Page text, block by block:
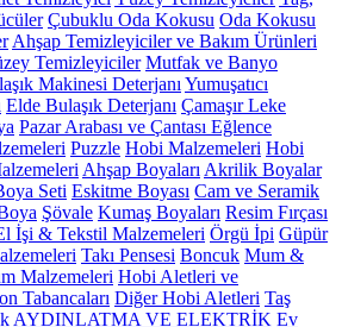
Çubuklu Oda Kokusu Oda Kokusu
Ahşap Temizleyiciler ve Bakım Ürünleri
Temizleyiciler Mutfak ve Banyo
Makinesi Deterjanı Yumuşatıcı
Elde Bulaşık Deterjanı Çamaşır Leke
Pazar Arabası ve Çantası Eğlence
Puzzle Hobi Malzemeleri Hobi
Ahşap Boyaları Akrilik Boyalar
Seti Eskitme Boyası Cam ve Seramik
Şövale Kumaş Boyaları Resim Fırçası
İşi & Tekstil Malzemeleri Örgü İpi Güpür
Takı Pensesi Boncuk Mum &
Malzemeleri Hobi Aletleri ve
Tabancaları Diğer Hobi Aletleri Taş
AYDINLATMA VE ELEKTRİK Ev